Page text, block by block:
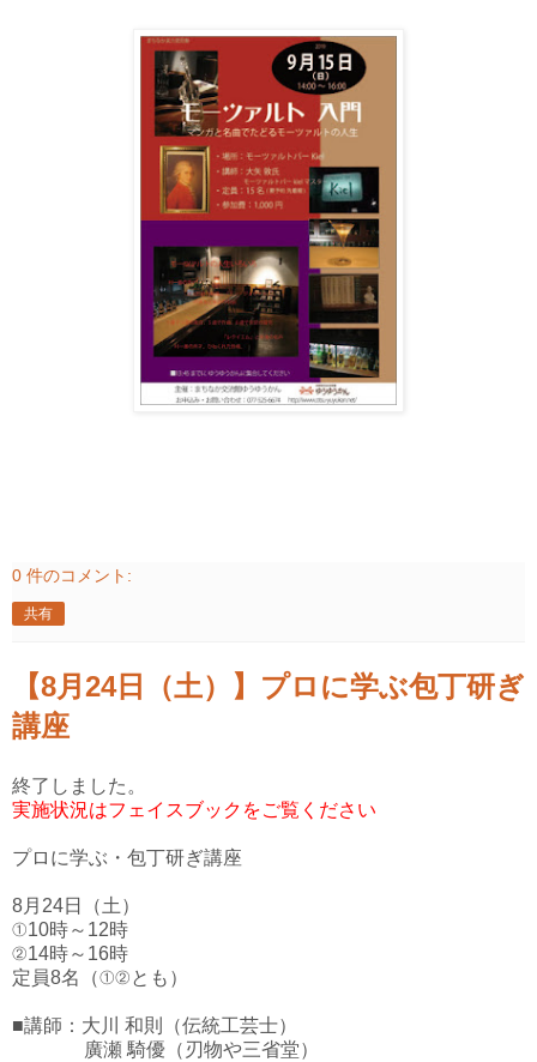
0 件のコメント:
共有
【8月24日（土）】プロに学ぶ包丁研ぎ
講座
終了しました。
実施状況はフェイスブックをご覧ください
プロに学ぶ・包丁研ぎ講座
8月24日（土）
①10時～12時
②14時～16時
定員8名（①②とも）
■講師：大川 和則（伝統工芸士）
廣瀬 騎優（刃物や三省堂）